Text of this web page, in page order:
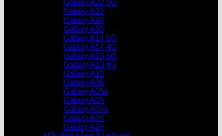
Galaxy A22 5G
Galaxy A22
Galaxy A16
Galaxy A15
Galaxy A14 5G
Galaxy A14 4G
Galaxy A13 5G
Galaxy A13 4G
Galaxy A12
Galaxy A06
Galaxy A05s
Galaxy A05
Galaxy A04s
Galaxy A04
Galaxy A24